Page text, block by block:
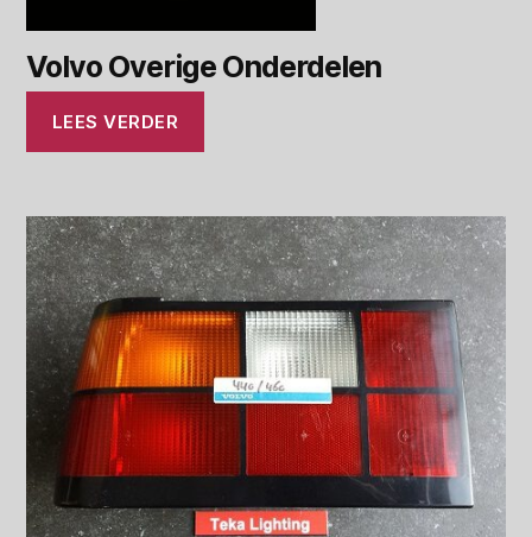
Volvo Overige Onderdelen
LEES VERDER